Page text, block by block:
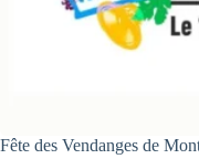
Fête des Vendanges de